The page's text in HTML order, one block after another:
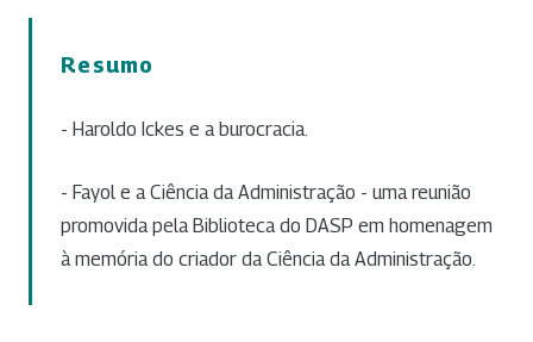
Resumo
- Haroldo Ickes e a burocracia.
- Fayol e a Ciência da Administração - uma reunião
promovida pela Biblioteca do DASP em homenagem
à memória do criador da Ciência da Administração.